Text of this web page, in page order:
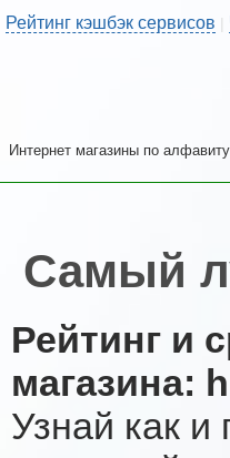
Рейтинг кэшбэк сервисов |
Интернет магазины по
Самый
Рейтинг и
магазина:
Узнай как